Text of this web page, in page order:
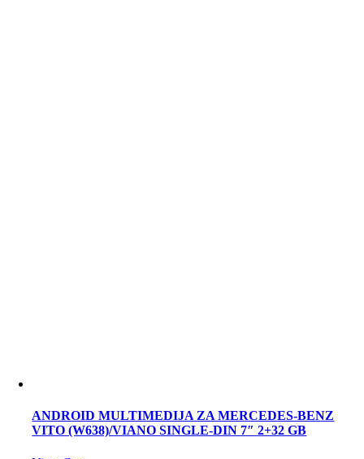
ANDROID MULTIMEDIJA ZA MERCEDES-BENZ
VITO (W638)/VIANO SINGLE-DIN 7″ 2+32 GB